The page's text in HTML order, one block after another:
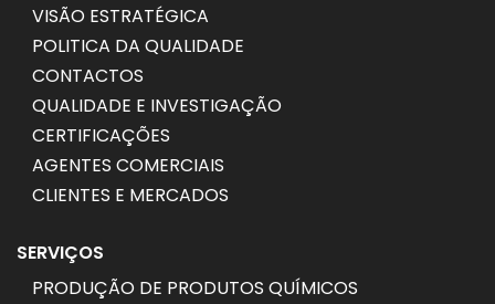
VISÃO ESTRATÉGICA
POLITICA DA QUALIDADE
CONTACTOS
QUALIDADE E INVESTIGAÇÃO
CERTIFICAÇÕES
AGENTES COMERCIAIS
CLIENTES E MERCADOS
SERVIÇOS
PRODUÇÃO DE PRODUTOS QUÍMICOS